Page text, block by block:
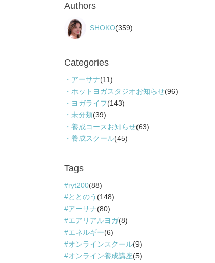
Authors
SHOKO(359)
Categories
アーサナ(11)
ホットヨガスタジオお知らせ(96)
ヨガライフ(143)
未分類(39)
養成コースお知らせ(63)
養成スクール(45)
Tags
ryt200(88)
ととのう (148)
アーサナ(80)
エアリアルヨガ(8)
エネルギー(6)
オンラインスクール(9)
オンライン養成講座(5)